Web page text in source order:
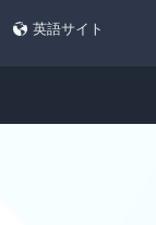
英語サイト